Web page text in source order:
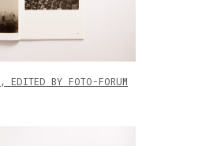
EDITED BY FOTO-FORUM